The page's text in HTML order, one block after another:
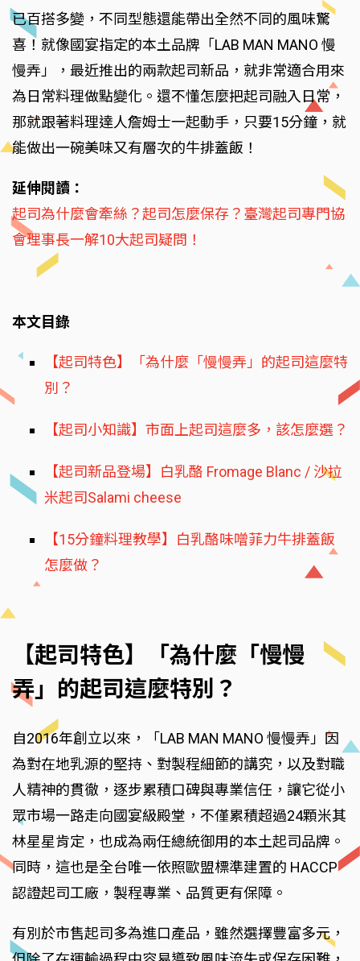
已百搭多變，不同型態還能帶出全然不同的風味驚
喜！就像國宴指定的本土品牌「LAB MAN MANO 慢
慢弄」，最近推出的兩款起司新品，就非常適合用來
為日常料理做點變化。還不懂怎麼把起司融入日常，
那就跟著料理達人詹姆士一起動手，只要15分鐘，就
能做出一碗美味又有層次的牛排蓋飯！
延伸閱讀：
起司為什麼會牽絲？起司怎麼保存？臺灣起司專門協
會理事長一解10大起司疑問！
本文目錄
【起司特色】「為什麼「慢慢弄」的起司這麼特
別？
【起司小知識】市面上起司這麼多，該怎麼選？
【起司新品登場】白乳酪 Fromage Blanc / 沙拉
米起司Salami cheese
【15分鐘料理教學】白乳酪味噌菲力牛排蓋飯
怎麼做？
【起司特色】「為什麼「慢慢
弄」的起司這麼特別？
自2016年創立以來，「LAB MAN MANO 慢慢弄」因
為對在地乳源的堅持、對製程細節的講究，以及對職
人精神的貫徹，逐步累積口碑與專業信任，讓它從小
眾市場一路走向國宴級殿堂，不僅累積超過24顆米其
林星星肯定，也成為兩任總統御用的本土起司品牌。
同時，這也是全台唯一依照歐盟標準建置的 HACCP
認證起司工廠，製程專業、品質更有保障。
有別於市售起司多為進口產品，雖然選擇豐富多元，